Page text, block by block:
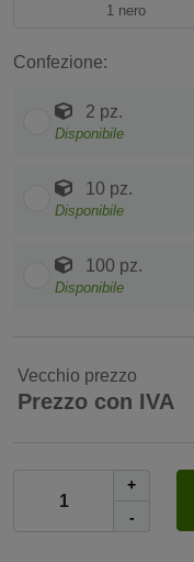
1 nero
Confezione:
2 pz.
Disponibile
10 pz.
Disponibile
100 pz.
Disponibile
Vecchio prezzo
Prezzo con IVA
+
-